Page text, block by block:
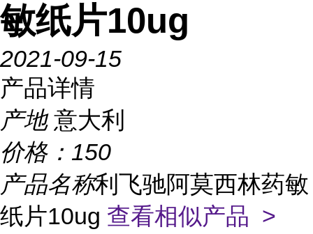
敏纸片10ug
2021-09-15
产品详情
产地 意大利
价格： 150
产品名称利飞驰阿莫西林药敏
纸片10ug 查看相似产品 >